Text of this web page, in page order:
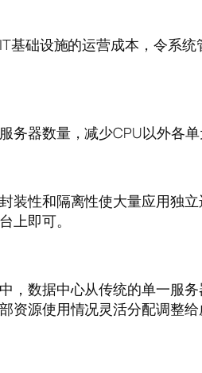
基础设施的运营成本，令系统
务器数量，减少CPU以外各
装性和隔离性使大量应用独
上即可。
，数据中心从传统的单一服
资源使用情况灵活分配调整给